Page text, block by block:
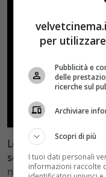
Le riprese del film
sono terminate il 16
nuovamente da
per
Pubblicità e
delle
ricerche sul
Archiviare
Scopri di più
I tuoi dati personali
informazioni raccolte